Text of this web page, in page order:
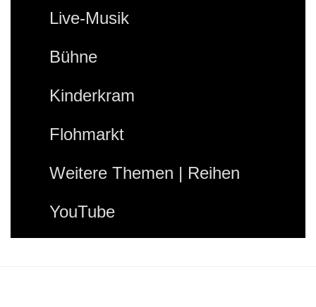
Live-Musik
Bühne
Kinderkram
Flohmarkt
Weitere Themen | Reihen
YouTube